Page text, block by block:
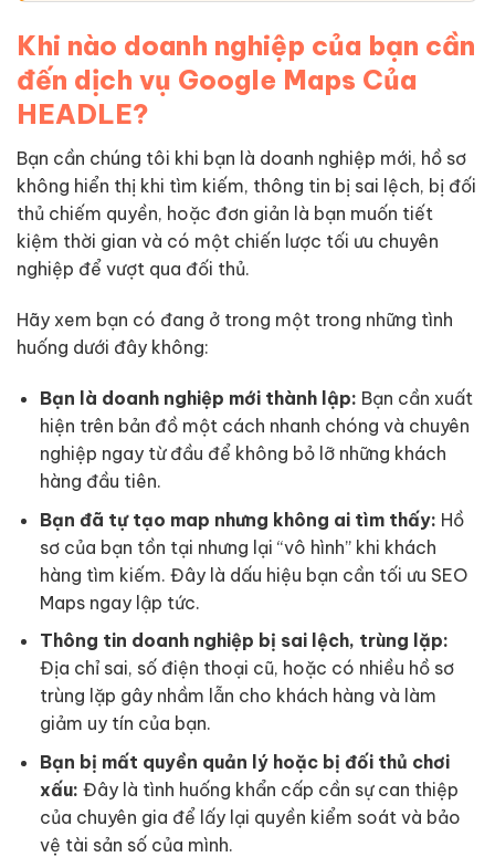
Khi nào doanh nghiệp của bạn cần
đến dịch vụ Google Maps Của
HEADLE?
Bạn cần chúng tôi khi bạn là doanh nghiệp mới, hồ sơ
không hiển thị khi tìm kiếm, thông tin bị sai lệch, bị đối
thủ chiếm quyền, hoặc đơn giản là bạn muốn tiết
kiệm thời gian và có một chiến lược tối ưu chuyên
nghiệp để vượt qua đối thủ.
Hãy xem bạn có đang ở trong một trong những tình
huống dưới đây không:
Bạn là doanh nghiệp mới thành lập: Bạn cần xuất
hiện trên bản đồ một cách nhanh chóng và chuyên
nghiệp ngay từ đầu để không bỏ lỡ những khách
hàng đầu tiên.
Bạn đã tự tạo map nhưng không ai tìm thấy: Hồ
sơ của bạn tồn tại nhưng lại “vô hình” khi khách
hàng tìm kiếm. Đây là dấu hiệu bạn cần tối ưu SEO
Maps ngay lập tức.
Thông tin doanh nghiệp bị sai lệch, trùng lặp:
Địa chỉ sai, số điện thoại cũ, hoặc có nhiều hồ sơ
trùng lặp gây nhầm lẫn cho khách hàng và làm
giảm uy tín của bạn.
Bạn bị mất quyền quản lý hoặc bị đối thủ chơi
xấu: Đây là tình huống khẩn cấp cần sự can thiệp
của chuyên gia để lấy lại quyền kiểm soát và bảo
vệ tài sản số của mình.